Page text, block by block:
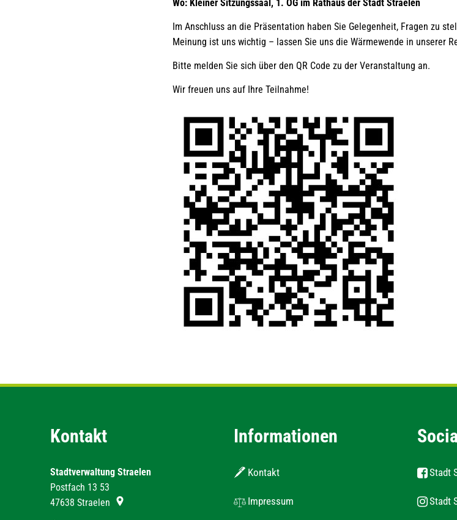
Wo: Kleiner Sitzungssaal, 1. OG im Rathaus der Stadt Straelen
Im Anschluss an die Präsentation haben Sie Gelegenheit, Fragen zu
Meinung ist uns wichtig – lassen Sie uns die Wärmewende in unserer
Bitte melden Sie sich über den QR Code zu der Veranstaltung an.
Wir freuen uns auf Ihre Teilnahme!
Kontakt
Stadtverwaltung Straelen
Postfach 13 53
47638 Straelen
Informationen
Kontakt
Impressum
Stadt
Stadt